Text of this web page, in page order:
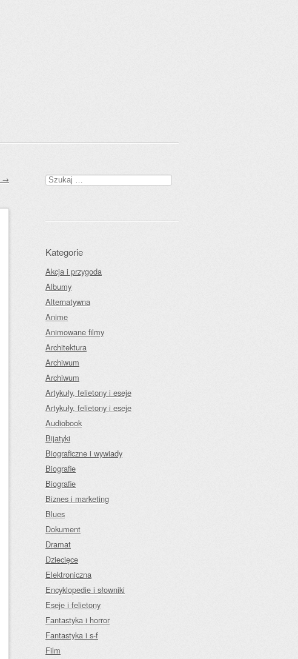
→ Szukaj:
Kategorie
Akcja i przygoda
Albumy
Alternatywna
Anime
Animowane filmy
Architektura
Archiwum
Archiwum
Artykuły, felietony i eseje
Artykuły, felietony i eseje
Audiobook
Bijatyki
Biograficzne i wywiady
Biografie
Biografie
Biznes i marketing
Blues
Dokument
Dramat
Dziecięce
Elektroniczna
Encyklopedie i słowniki
Eseje i felietony
Fantastyka i horror
Fantastyka i s-f
Film